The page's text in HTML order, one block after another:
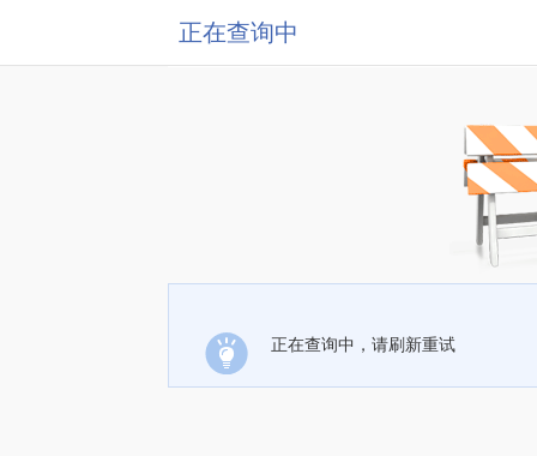
正在查询中
正在查询中，请刷新重试